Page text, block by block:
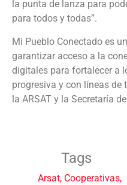
la punta de lanza para
para todos y todas”.
Mi Pueblo Conectado es
garantizar acceso a la
digitales para fortalecer a
progresiva y con líneas
la ARSAT y la Secretaría
Tags
Arsat, Cooperativas,